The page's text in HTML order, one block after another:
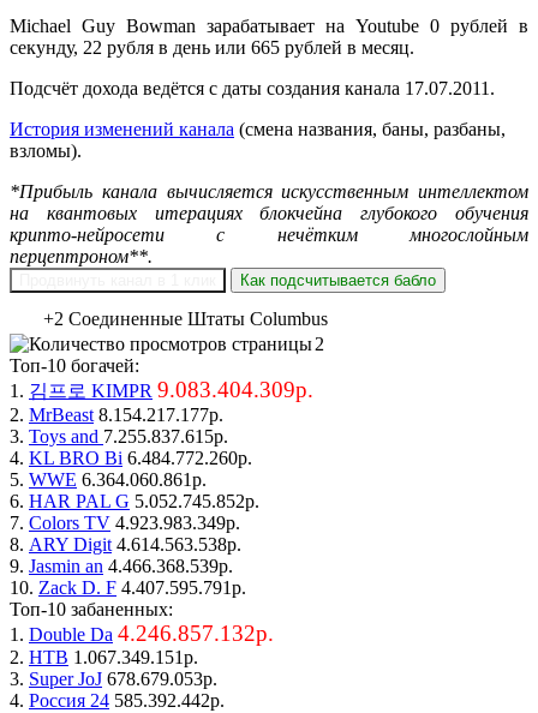
Michael Guy Bowman зарабатывает на Youtube 0 рублей в
секунду, 22 рубля в день или 665 рублей в месяц.
Подсчёт дохода ведётся с даты создания канала 17.07.2011.
История изменений канала (смена названия, баны, разбаны,
взломы).
*Прибыль канала вычисляется искусственным интеллектом
на квантовых итерациях блокчейна глубокого обучения
крипто-нейросети с нечётким многослойным
перцептроном**.
Как подсчитывается бабло
+2 Соединенные Штаты Columbus
2
Топ-10 богачей:
1. 김프로 KIMPR 9.083.404.309р.
2. MrBeast 8.154.217.177р.
3. Toys and 7.255.837.615р.
4. KL BRO Bi 6.484.772.260р.
5. WWE 6.364.060.861р.
6. HAR PAL G 5.052.745.852р.
7. Colors TV 4.923.983.349р.
8. ARY Digit 4.614.563.538р.
9. Jasmin an 4.466.368.539р.
10. Zack D. F 4.407.595.791р.
Топ-10 забаненных:
1. Double Da 4.246.857.132р.
2. НТВ 1.067.349.151р.
3. Super JoJ 678.679.053р.
4. Россия 24 585.392.442р.